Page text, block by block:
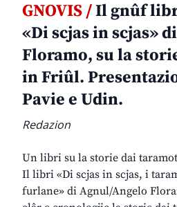
GNOVIS /Il gnûf
«Di scjas in scjas»
Floramo, su la
in Friûl.
Pavie e Udin.
Redazion
Un libri su la storie dai
Il libri «Di scjas in scjas, i
furlane» di Agnul/Angelo